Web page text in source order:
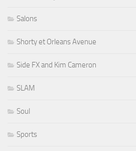
Salons
Shorty et Orleans Avenue
Side FX and Kim Cameron
SLAM
Soul
Sports